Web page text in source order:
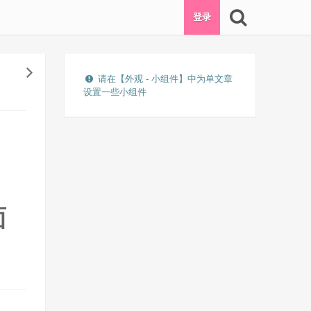
登录
请在【外观 - 小组件】中为单文章
设置一些小组件